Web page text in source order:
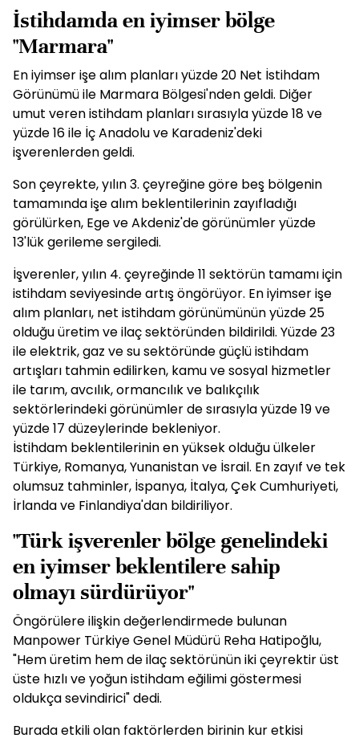
İstihdamda en iyimser bölge
"Marmara"
En iyimser işe alım planları yüzde 20 Net İstihdam
Görünümü ile Marmara Bölgesi'nden geldi. Diğer
umut veren istihdam planları sırasıyla yüzde 18 ve
yüzde 16 ile İç Anadolu ve Karadeniz'deki
işverenlerden geldi.
Son çeyrekte, yılın 3. çeyreğine göre beş bölgenin
tamamında işe alım beklentilerinin zayıfladığı
görülürken, Ege ve Akdeniz'de görünümler yüzde
13'lük gerileme sergiledi.
İşverenler, yılın 4. çeyreğinde 11 sektörün tamamı için
istihdam seviyesinde artış öngörüyor. En iyimser işe
alım planları, net istihdam görünümünün yüzde 25
olduğu üretim ve ilaç sektöründen bildirildi. Yüzde 23
ile elektrik, gaz ve su sektöründe güçlü istihdam
artışları tahmin edilirken, kamu ve sosyal hizmetler
ile tarım, avcılık, ormancılık ve balıkçılık
sektörlerindeki görünümler de sırasıyla yüzde 19 ve
yüzde 17 düzeylerinde bekleniyor.
İstihdam beklentilerinin en yüksek olduğu ülkeler
Türkiye, Romanya, Yunanistan ve İsrail. En zayıf ve tek
olumsuz tahminler, İspanya, İtalya, Çek Cumhuriyeti,
İrlanda ve Finlandiya'dan bildiriliyor.
"Türk işverenler bölge genelindeki
en iyimser beklentilere sahip
olmayı sürdürüyor"
Öngörülere ilişkin değerlendirmede bulunan
Manpower Türkiye Genel Müdürü Reha Hatipoğlu,
"Hem üretim hem de ilaç sektörünün iki çeyrektir üst
üste hızlı ve yoğun istihdam eğilimi göstermesi
oldukça sevindirici" dedi.
Burada etkili olan faktörlerden birinin kur etkisi